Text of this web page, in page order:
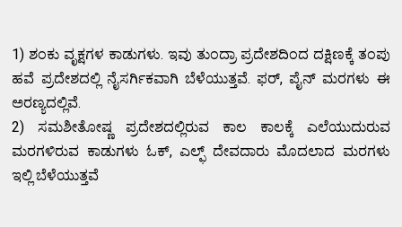
1) ಶಂಕು ವೃಕ್ಷಗಳ ಕಾಡುಗಳು. ಇವು ತುಂದ್ರಾ ಪ್ರದೇಶದಿಂದ ದಕ್ಷಿಣಕ್ಕೆ ತಂಪು
ಹವೆ ಪ್ರದೇಶದಲ್ಲಿ ನೈಸರ್ಗಿಕವಾಗಿ ಬೆಳೆಯುತ್ತವೆ. ಫರ್, ಪೈನ್ ಮರಗಳು ಈ
ಅರಣ್ಯದಲ್ಲಿವೆ.
2) ಸಮಶೀತೋಷ್ಣ ಪ್ರದೇಶದಲ್ಲಿರುವ ಕಾಲ ಕಾಲಕ್ಕೆ ಎಲೆಯುದುರುವ
ಮರಗಳಿರುವ ಕಾಡುಗಳು ಓಕ್, ಎಲ್ಫ್ ದೇವದಾರು ಮೊದಲಾದ ಮರಗಳು
ಇಲ್ಲಿ ಬೆಳೆಯುತ್ತವೆ